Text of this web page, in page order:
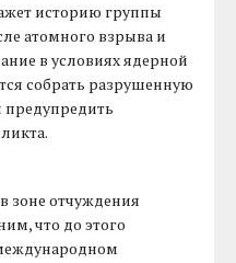
историю группы
атомного взрыва и
в условиях ядерной
собрать разрушенную
зоне отчуждения
что до этого